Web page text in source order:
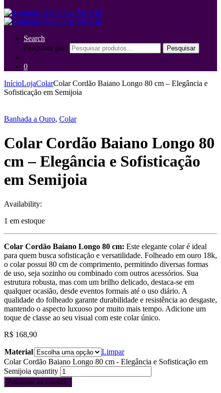
Search
Pesquisar por:
Pesquisar
0
InícioLojaColarColar Cordão Baiano Longo 80 cm – Elegância e
Sofisticação em Semijoia
Banhada a Ouro, Colar
Colar Cordão Baiano Longo 80
cm – Elegância e Sofisticação
em Semijoia
Availability:
1 em estoque
Colar Cordão Baiano Longo 80 cm: Este elegante colar é ideal
para quem busca sofisticação e versatilidade. Folheado em ouro 18k,
o colar possui 80 cm de comprimento, permitindo diversas formas
de uso, seja sozinho ou combinado com outros acessórios. Sua
estrutura robusta, mas com um brilho delicado, destaca-se em
qualquer ocasião, desde eventos formais até o uso diário. A
qualidade do folheado garante durabilidade e resistência ao desgaste,
mantendo o aspecto luxuoso por muito mais tempo. Adicione um
toque de classe ao seu visual com este colar único.
R$ 168,90
Material
Limpar
Colar Cordão Baiano Longo 80 cm - Elegância e Sofisticação em
Semijoia quantity
Adicionar ao carrinho